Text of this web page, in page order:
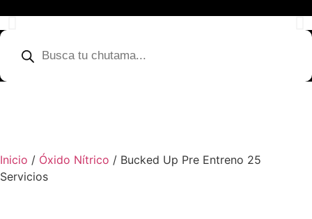
search
Inicio / Óxido Nítrico / Bucked Up Pre Entreno 25
Servicios